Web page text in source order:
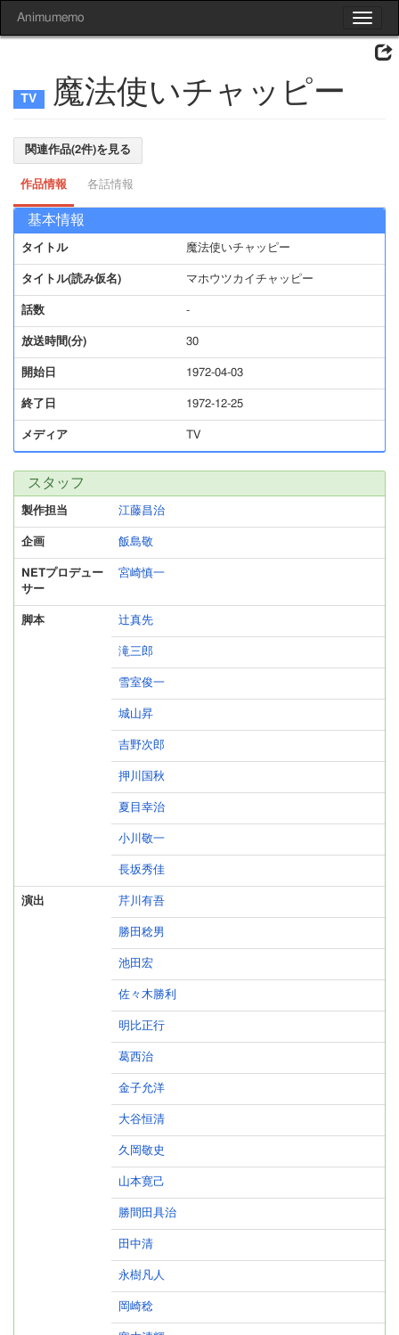
Toggle
Animumemo
魔法使いチャッピー
関連作品(2件)を見る
作品情報 各話情報
基本情報
タイトル 魔法使いチャッピー
タイトル(読み仮名) マホウツカイチャッピー
話数 -
放送時間(分) 30
開始日 1972-04-03
終了日 1972-12-25
メディア TV
スタッフ
製作担当 江藤昌治
企画 飯島敬
NETプロデュー
サー
宮崎慎一
脚本 辻真先
滝三郎
雪室俊一
城山昇
吉野次郎
押川国秋
夏目幸治
小川敬一
長坂秀佳
演出 芹川有吾
勝田稔男
池田宏
佐々木勝利
明比正行
葛西治
金子允洋
大谷恒清
久岡敬史
山本寛己
勝間田具治
田中清
永樹凡人
岡崎稔